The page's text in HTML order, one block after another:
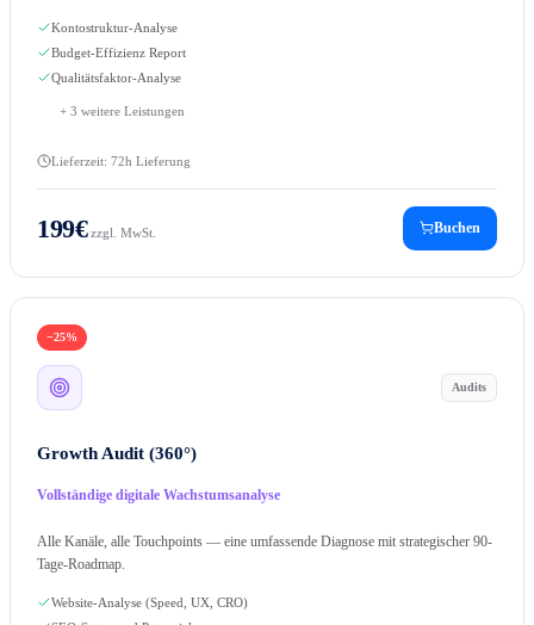
Kontostruktur-Analyse
Budget-Effizienz Report
Qualitätsfaktor-Analyse
+ 3 weitere Leistungen
Lieferzeit: 72h Lieferung
199€zzgl. MwSt. Buchen
−25%
Audits
Growth Audit (360°)
Vollständige digitale Wachstumsanalyse
Alle Kanäle, alle Touchpoints — eine umfassende Diagnose mit strategischer 90-
Tage-Roadmap.
Website-Analyse (Speed, UX, CRO)